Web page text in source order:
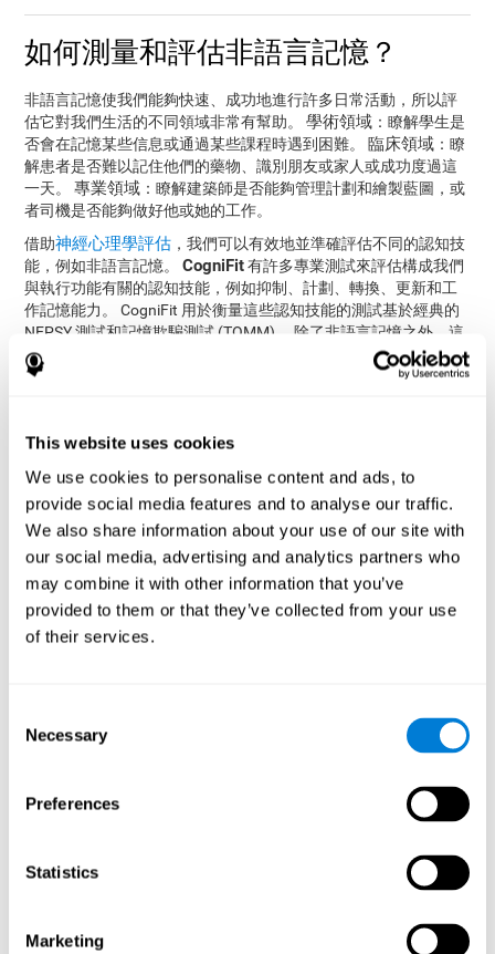
This website uses cookies
We use cookies to personalise content and ads, to
provide social media features and to analyse our traffic.
We also share information about your use of our site with
our social media, advertising and analytics partners who
may combine it with other information that you’ve
provided to them or that they’ve collected from your use
of their services.
Selection
Necessary
Preferences
Statistics
Marketing
如何測量和評估非語言記憶？
非語言記憶使我們能夠快速、成功地進行許多日常活動，所以評
估它對我們生活的不同領域非常有幫助。學術領域 ：瞭解學生是
否會在記憶某些信息或通過某些課程時遇到困難。 臨床領域 ：瞭
解患者是否難以記住他們的藥物、識別朋友或家人或成功度過這
一天。專業領域 ：瞭解建築師是否能夠管理計劃和繪製藍圖，或
者司機是否能夠做好他或她的工作。
借助神經心理學評估 ，我們可以有效地並準確評估不同的認知技
能，例如非語言記憶。CogniFit有許多專業測試來評估構成我們
與執行功能有關的認知技能，例如抑制、計劃、轉換、更新和工
作記憶能力。 CogniFit 用於衡量這些認知技能的測試基於經典的
NEPSY 測試和記憶欺騙測試 (TOMM)。 除了非語言記憶之外，這
些測試還測量反應時間、工作記憶、視覺感知、命名、情景記
憶、更新、視覺記憶、識別和處理速度。
必須說出上次呈現對象的方式（圖像或聲音）。 如果是第一
如何恢復或改善非語言記憶？
每一種認知能力，包括非語言記憶，都可以訓練和提高。
CogniFit 訓練計劃非常有用。
神經可塑性
是恢復和改善非語言記憶的基礎和其他認知技能。
CogniFit
擁有一支專門研究突觸可塑性和神經發生過程的專業團
個計劃首先評估非語言記憶和其他基本認知能力。 根據此次評估
的結果，CogniFit
的認知刺激程序能自動創建個人化訓練計劃，
持續且具有挑戰性的認知刺激是改善執行功能的唯一方法。
能。CogniFit 建議每天訓練 15 分鐘，每週訓練 2 到 3 次